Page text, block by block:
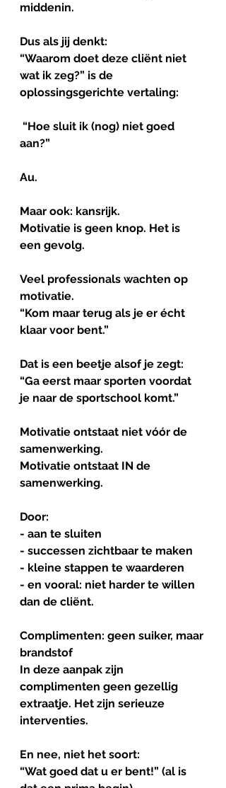
middenin.
Dus als jij denkt:
“Waarom doet deze cliënt niet
wat ik zeg?” is de
oplossingsgerichte vertaling:
aan?”
Au.
Maar ook: kansrijk.
Motivatie is geen knop. Het is
een gevolg.
Veel professionals wachten op
motivatie.
“Kom maar terug als je er écht
klaar voor bent.”
Dat is een beetje alsof je zegt:
“Ga eerst maar sporten voordat
je naar de sportschool komt.”
Motivatie ontstaat niet vóór de
samenwerking.
Motivatie ontstaat IN de
samenwerking.
Door:
- aan te sluiten
- successen zichtbaar te maken
- kleine stappen te waarderen
- en vooral: niet harder te willen
dan de cliënt.
Complimenten: geen suiker, maar
brandstof
In deze aanpak zijn
complimenten geen gezellig
extraatje. Het zijn serieuze
interventies.
En nee, niet het soort:
“Wat goed dat u er bent!” (al is